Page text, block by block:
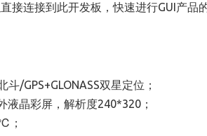
接连接到此开发板，快速进行GUI产品
斗/GPS+GLONASS双星定位 ；
液晶彩屏，解析度240*320 ；
；